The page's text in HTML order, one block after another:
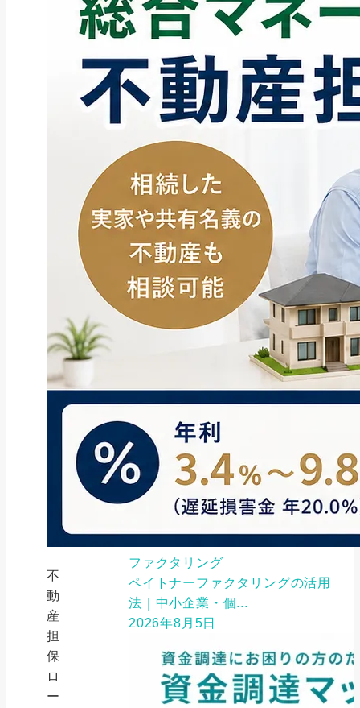
不
動
産
担
保
ロ
ー
ファクタリング
リット・注意点と...
2026年8月6日
ファクタリング
ペイトナーファクタリングの活用
法｜中小企業・個...
2026年8月5日